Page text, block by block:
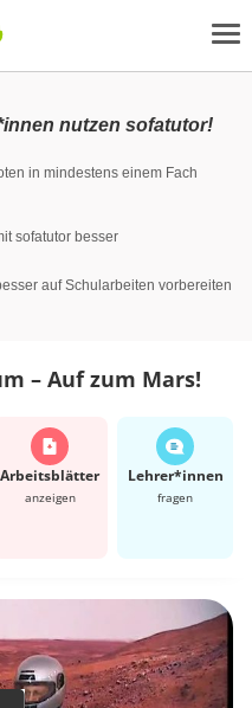
nutzen sofatutor!
in mindestens einem Fach
sofatutor besser
auf Schularbeiten vorbereiten
– Auf zum Mars!
Arbeits­blätter
anzeigen
Lehrer*​innen
fragen